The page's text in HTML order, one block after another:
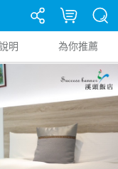
明 為你推薦